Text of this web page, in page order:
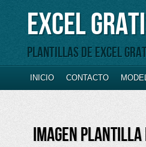
Excel
Plantillas de Excel
INICIO CONTACTO
IMAGEN